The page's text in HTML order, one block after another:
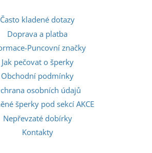
Často kladené dotazy
Doprava a platba
Puncovní značky
Jak pečovat o šperky
Obchodní podmínky
osobních údajů
šperky pod sekcí AKCE
Nepřevzaté dobírky
Kontakty